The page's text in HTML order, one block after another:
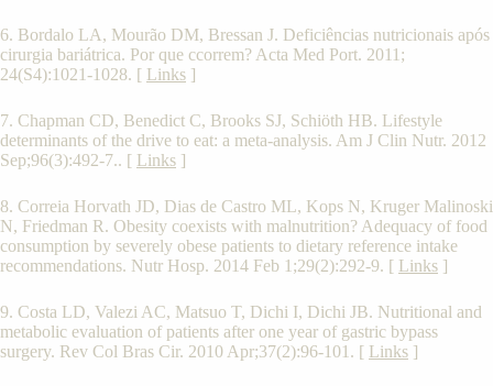
6. Bordalo LA, Mourão DM, Bressan J. Deficiências nutricionais após
cirurgia bariátrica. Por que ccorrem? Acta Med Port. 2011;
24(S4):1021-1028. [ Links ]
7. Chapman CD, Benedict C, Brooks SJ, Schiöth HB. Lifestyle
determinants of the drive to eat: a meta-analysis. Am J Clin Nutr. 2012
Sep;96(3):492-7.. [ Links ]
8. Correia Horvath JD, Dias de Castro ML, Kops N, Kruger Malinoski
N, Friedman R. Obesity coexists with malnutrition? Adequacy of food
consumption by severely obese patients to dietary reference intake
recommendations. Nutr Hosp. 2014 Feb 1;29(2):292-9. [ Links ]
9. Costa LD, Valezi AC, Matsuo T, Dichi I, Dichi JB. Nutritional and
metabolic evaluation of patients after one year of gastric bypass
surgery. Rev Col Bras Cir. 2010 Apr;37(2):96-101. [ Links ]